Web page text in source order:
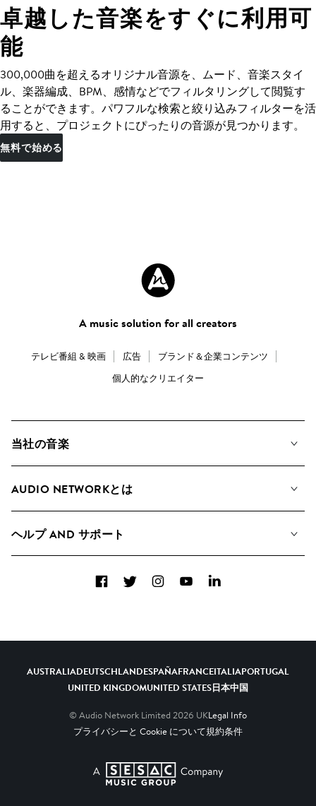
卓越した音楽をすぐに利用可
能
300,000曲を超えるオリジナル音源を、ムード、音楽スタイ
ル、楽器編成、BPM、感情などでフィルタリングして閲覧す
ることができます。パワフルな検索と絞り込みフィルターを活
用すると、プロジェクトにぴったりの音源が見つかります。
無料で始める
A music solution for all creators
テレビ番組 & 映画 広告
ブランド＆企業コンテンツ
個人的なクリエイター
当社の音楽
検索
アルバム
AUDIO NETWORKとは
ヘルプ AND サポート
FacebookTwitterInstagramYouTubeLinkedIn
AUSTRALIADEUTSCHLANDESPAÑAFRANCEITALIAPORTUGAL
UNITED KINGDOMUNITED STATES日本中国
© Audio Network Limited 2026 UKLegal Info
プライバシーと Cookie について規約条件
A SESAC Company